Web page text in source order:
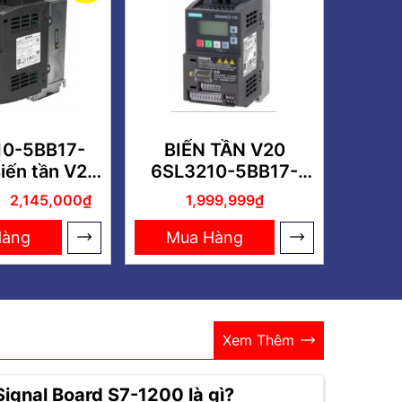
5BB17-
tần V20
0.75kW
2,145,000₫
BIẾN TẦN V20
6SL3210-5BB17-
5UV1
1,999,999₫
Mua Hàng
Xem Thêm
Board S7-1200 là gì?